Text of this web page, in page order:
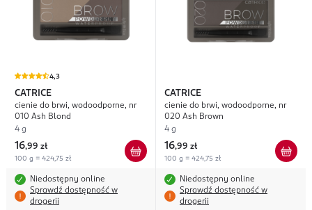
4,3
CATRICE
cienie do brwi, wodoodporne, nr
010 Ash Blond
4 g
16,99 zł
100 g = 424,75 zł
Niedostępny online
Sprawdź dostępność w
drogerii
CATRICE
cienie do brwi, wodoodporne, nr
020 Ash Brown
4 g
16,99 zł
100 g = 424,75 zł
Niedostępny online
Sprawdź dostępność w
drogerii